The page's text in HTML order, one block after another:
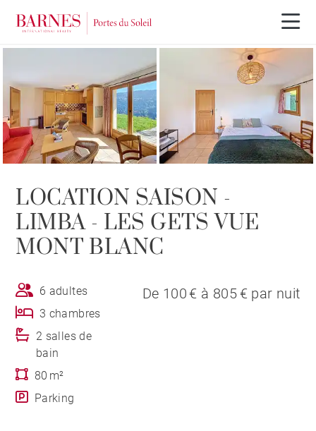
LOCATION SAISON -
LIMBA - LES GETS VUE
MONT BLANC
6 adultes
3 chambres
2 salles de
bain
80 m²
Parking
De 100 € à 805 € par nuit